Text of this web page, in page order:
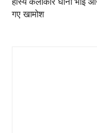
गए खामोश